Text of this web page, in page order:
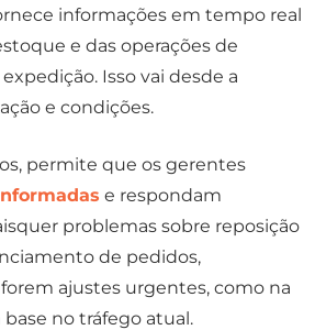
informações em tempo real
e das operações de
Isso vai desde a
e condições.
permite que os gerentes
e respondam
problemas sobre reposição
de pedidos,
ajustes urgentes, como na
no tráfego atual.